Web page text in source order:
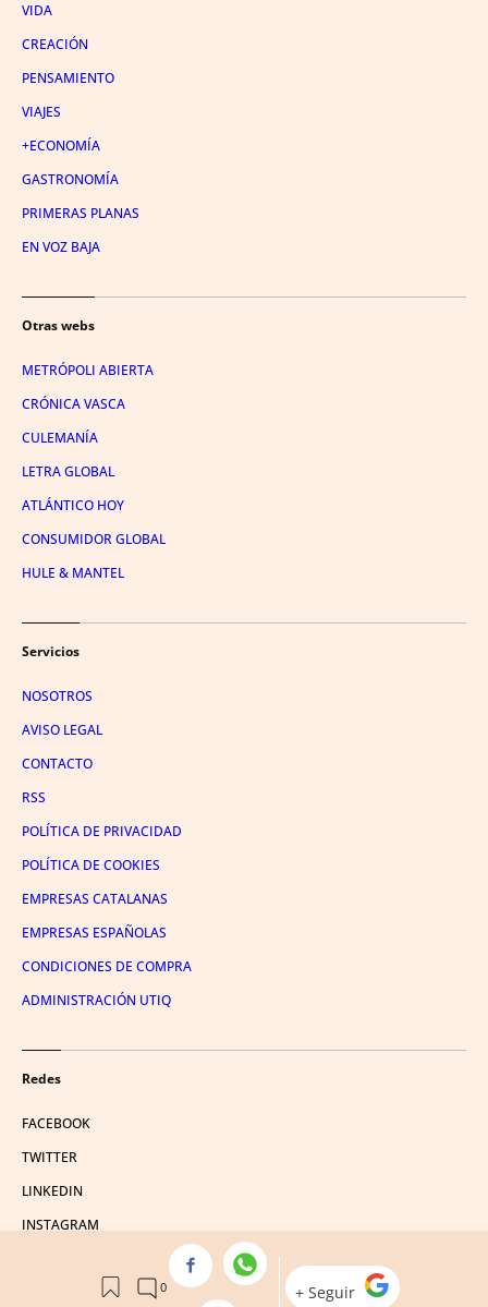
VIDA
CREACIÓN
PENSAMIENTO
VIAJES
+ECONOMÍA
GASTRONOMÍA
PRIMERAS PLANAS
EN VOZ BAJA
Otras webs
METRÓPOLI ABIERTA
CRÓNICA VASCA
CULEMANÍA
LETRA GLOBAL
ATLÁNTICO HOY
CONSUMIDOR GLOBAL
HULE & MANTEL
Servicios
NOSOTROS
AVISO LEGAL
CONTACTO
RSS
POLÍTICA DE PRIVACIDAD
POLÍTICA DE COOKIES
EMPRESAS CATALANAS
EMPRESAS ESPAÑOLAS
CONDICIONES DE COMPRA
ADMINISTRACIÓN UTIQ
Redes
FACEBOOK
TWITTER
LINKEDIN
INSTAGRAM